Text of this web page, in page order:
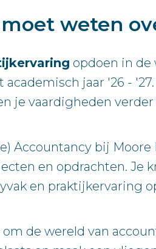
weten
opdoen in
academisch jaar '26 -
je vaardigheden
Accountancy bij
en opdrachten. Je
en praktijkervaring
om de wereld van